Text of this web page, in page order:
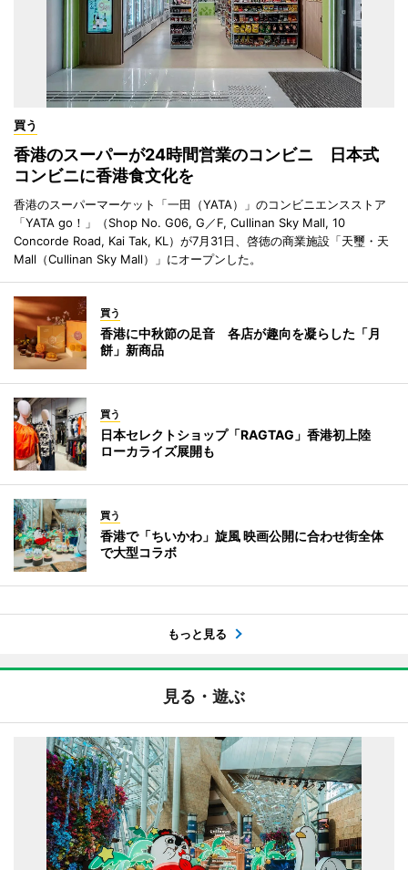
買う
香港のスーパーが24時間営業のコンビニ 日本式
コンビニに香港食文化を
香港のスーパーマーケット「一田（YATA）」のコンビニエンスストア
「YATA go！」（Shop No. G06, G／F, Cullinan Sky Mall, 10
Concorde Road, Kai Tak, KL）が7月31日、啓徳の商業施設「天璽・天
Mall（Cullinan Sky Mall）」にオープンした。
買う
香港に中秋節の足音 各店が趣向を凝らした「月
餅」新商品
買う
日本セレクトショップ「RAGTAG」香港初上陸
ローカライズ展開も
買う
香港で「ちいかわ」旋風 映画公開に合わせ街全体
で大型コラボ
もっと見る
見る・遊ぶ